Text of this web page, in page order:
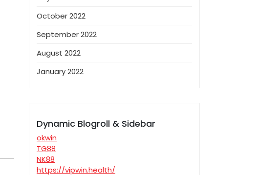
October 2022
September 2022
August 2022
January 2022
Dynamic Blogroll & Sidebar
okwin
TG88
NK88
https://vipwin.health/